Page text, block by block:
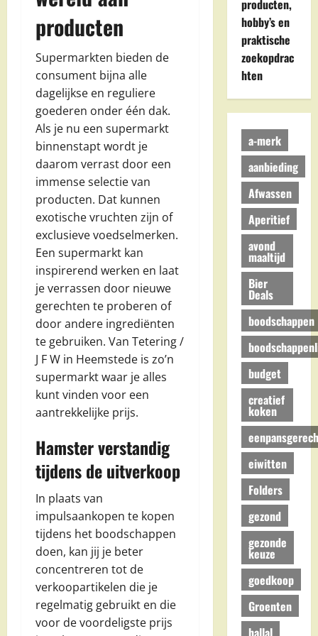
producten
Supermarkten bieden de
consument bijna alle
dagelijkse en reguliere
goederen onder één dak.
Als je nu een supermarkt
binnenstapt wordt je
daarom verrast door een
immense selectie van
producten. Dat kunnen
exotische vruchten zijn of
exclusieve voedselmerken.
Een supermarkt kan
inspirerend werken en laat
je verrassen door nieuwe
gerechten te proberen of
door andere ingrediënten
te gebruiken. Van Tetering /
J F W in Heemstede is zo’n
supermarkt waar je alles
kunt vinden voor een
aantrekkelijke prijs.
Hamster verstandig
tijdens de uitverkoop
In plaats van
impulsaankopen te kopen
tijdens het boodschappen
doen, kan jij je beter
concentreren tot de
verkoopartikelen die je
regelmatig gebruikt en die
voor de voordeligste prijs
producten,
hobby’s en
praktische
zoekopdrac
hten
a-merk
aanbieding
Afwassen
Aperitief
avond
maaltijd
Bier
Deals
boodschappen
budget
creatief
koken
eiwitten
Folders
gezond
gezonde
keuze
goedkoop
Groenten
hallal